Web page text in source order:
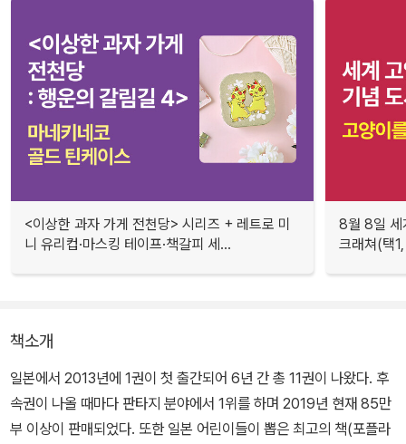
<이상한 과자 가게 전천당> 시리즈 + 레트로 미
니 유리컵·마스킹 테이프·책갈피 세...
8월 8일 세
크래쳐(택
책소개
일본에서 2013년에 1권이 첫 출간되어 6년 간 총 11권이 나왔다. 후
속권이 나올 때마다 판타지 분야에서 1위를 하며 2019년 현재 85만
부 이상이 판매되었다. 또한 일본 어린이들이 뽑은 최고의 책(포플라